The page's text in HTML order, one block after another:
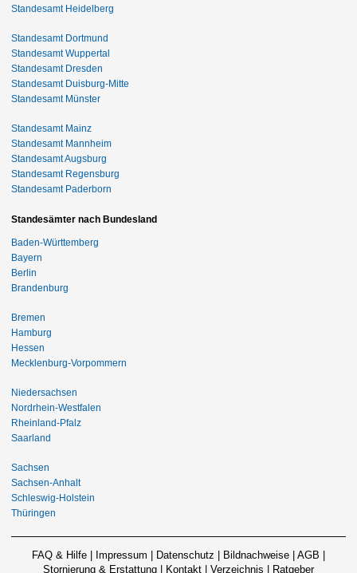
Standesamt Heidelberg
Standesamt Dortmund
Standesamt Wuppertal
Standesamt Dresden
Standesamt Duisburg-Mitte
Standesamt Münster
Standesamt Mainz
Standesamt Mannheim
Standesamt Augsburg
Standesamt Regensburg
Standesamt Paderborn
Standesämter nach Bundesland
Baden-Württemberg
Bayern
Berlin
Brandenburg
Bremen
Hamburg
Hessen
Mecklenburg-Vorpommern
Niedersachsen
Nordrhein-Westfalen
Rheinland-Pfalz
Saarland
Sachsen
Sachsen-Anhalt
Schleswig-Holstein
Thüringen
FAQ & Hilfe Impressum Datenschutz Bildnachweise AGB
Stornierung & Erstattung
Kontakt Verzeichnis Ratgeber